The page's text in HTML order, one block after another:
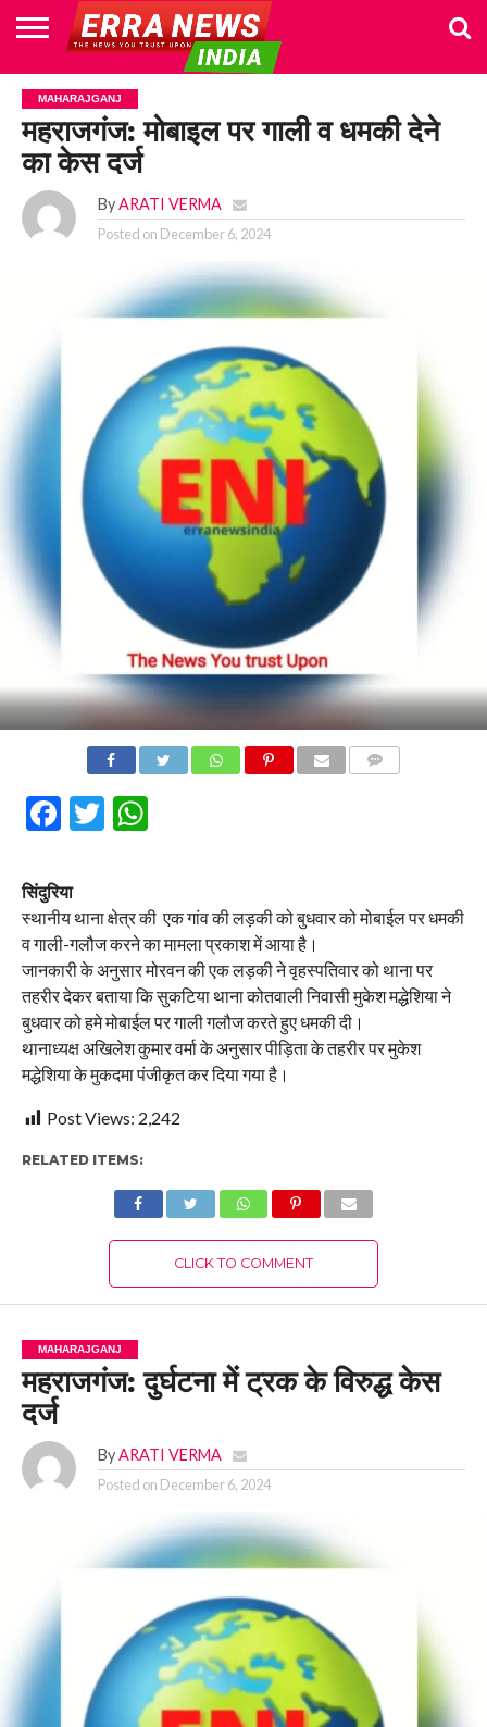
HOME
POLITICS
NEWS
BUSINESS
CULTURE
NATIONAL
SPORTS
LIFESTYLE
TRAVEL
OPINION
BREAKING
NEWS
ENTERTAINMENT
WORLD
CRIME
JOIN
US
MAHARAJGANJ
महराजगंज: मोबाइल पर गाली व धमकी देने
का केस दर्ज
By ARATI VERMA
Posted on December 6, 2024
Facebook
Twitter
WhatsApp
सिंदुरिया
स्थानीय थाना क्षेत्र की एक गांव की लड़की को बुधवार को मोबाईल पर धमकी
व गाली-गलौज करने का मामला प्रकाश में आया है।
जानकारी के अनुसार मोरवन की एक लड़की ने वृहस्पतिवार को थाना पर
तहरीर देकर बताया कि सुकटिया थाना कोतवाली निवासी मुकेश मद्धेशिया ने
बुधवार को हमे मोबाईल पर गाली गलौज करते हुए धमकी दी।
थानाध्यक्ष अखिलेश कुमार वर्मा के अनुसार पीड़िता के तहरीर पर मुकेश
मद्धेशिया के मुकदमा पंजीकृत कर दिया गया है।
Post Views: 2,242
RELATED ITEMS:
CLICK TO COMMENT
MAHARAJGANJ
महराजगंज: दुर्घटना में ट्रक के विरुद्ध केस
दर्ज
By ARATI VERMA
Posted on December 6, 2024